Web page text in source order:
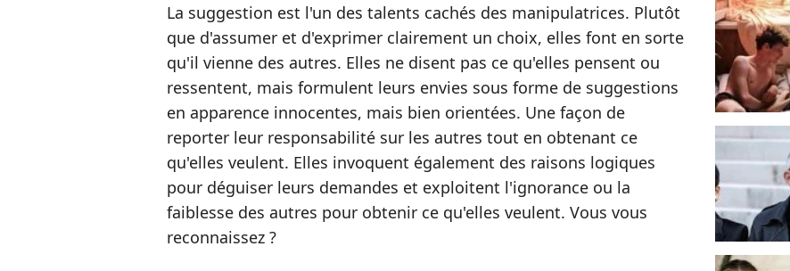
La suggestion est l'un des talents cachés des manipulatrices. Plutôt
que d'assumer et d'exprimer clairement un choix, elles font en sorte
qu'il vienne des autres. Elles ne disent pas ce qu'elles pensent ou
ressentent, mais formulent leurs envies sous forme de suggestions
en apparence innocentes, mais bien orientées. Une façon de
reporter leur responsabilité sur les autres tout en obtenant ce
qu'elles veulent. Elles invoquent également des raisons logiques
pour déguiser leurs demandes et exploitent l'ignorance ou la
faiblesse des autres pour obtenir ce qu'elles veulent. Vous vous
reconnaissez ?